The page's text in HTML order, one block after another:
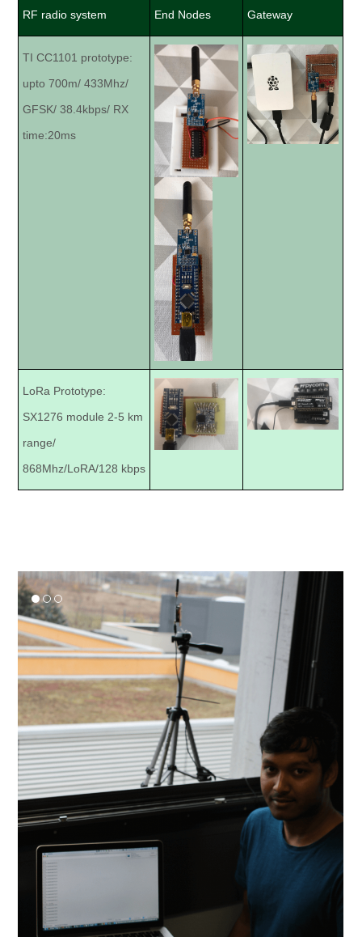
RF radio system End Nodes Gateway
TI CC1101 prototype:
upto 700m/ 433Mhz/
GFSK/ 38.4kbps/ RX
time:20ms
LoRa Prototype:
SX1276 module 2-5 km
range/
868Mhz/LoRA/128 kbps